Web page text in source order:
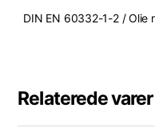
DIN EN 60332-1-2 / Olie
Relaterede varer